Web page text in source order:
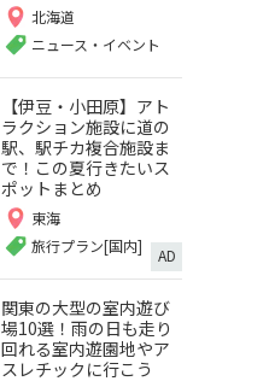
北海道
ニュース・イベント
【伊豆・小田原】アト
ラクション施設に道の
駅、駅チカ複合施設ま
で！この夏行きたいス
ポットまとめ
東海
旅行プラン[国内]
AD
関東の大型の室内遊び
場10選！雨の日も走り
回れる室内遊園地やア
スレチックに行こう